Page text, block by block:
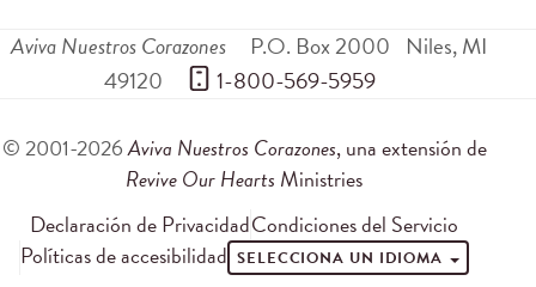
Aviva Nuestros Corazones P.O. Box 2000 Niles,MI
49120
1-800-569-5959
© 2001-2026Aviva Nuestros Corazones, una extensión de
Revive Our Hearts Ministries
Declaración de PrivacidadCondiciones del Servicio
Políticas de accesibilidad SELECCIONA UN IDIOMA